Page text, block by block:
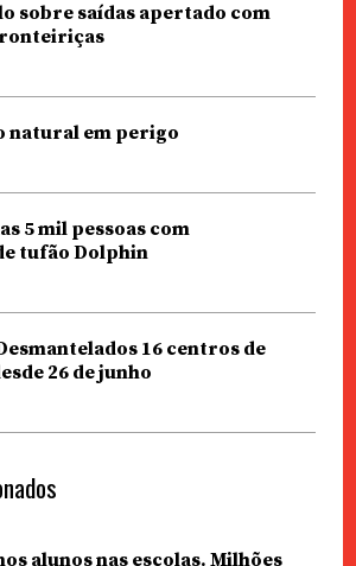
sobre saídas apertado com
natural em perigo
5 mil pessoas com
tufão Dolphin
16 centros de
26 de junho
alunos nas escolas. Milhões